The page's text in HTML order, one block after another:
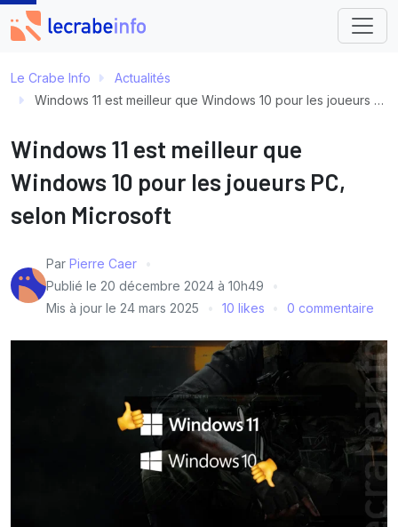
Le Crabe Info
Actualités
Windows 11 est meilleur que Windows 10 pour les joueurs PC, selon Microsoft
Windows 11 est meilleur que
Windows 10 pour les joueurs PC,
selon Microsoft
Par Pierre Caer
Publié le 20 décembre 2024 à 10h49
Mis à jour le 24 mars 2025 10 likes 0 commentaire